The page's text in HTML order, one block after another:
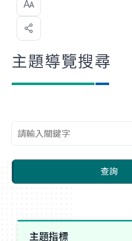
選
喜
歡
主題導覽搜尋
查詢關鍵字
查詢
主題指標